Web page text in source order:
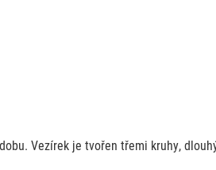
Vezírek je tvořen třemi kruhy,